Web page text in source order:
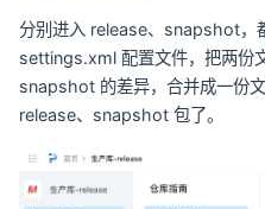
分别进入 release、snapshot，
settings.xml 配置文件，把两份
snapshot 的差异，合并成一份
release、snapshot 包了。